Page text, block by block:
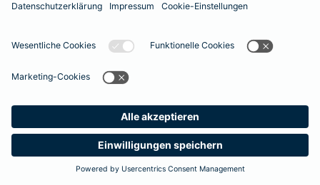
Suche Produkte
Barmenia
Das könnte Sie auch interessieren